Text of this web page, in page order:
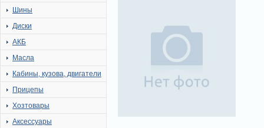
Шины
Диски
АКБ
Масла
Кабины, кузова, двигатели
Прицепы
Хозтовары
Аксессуары